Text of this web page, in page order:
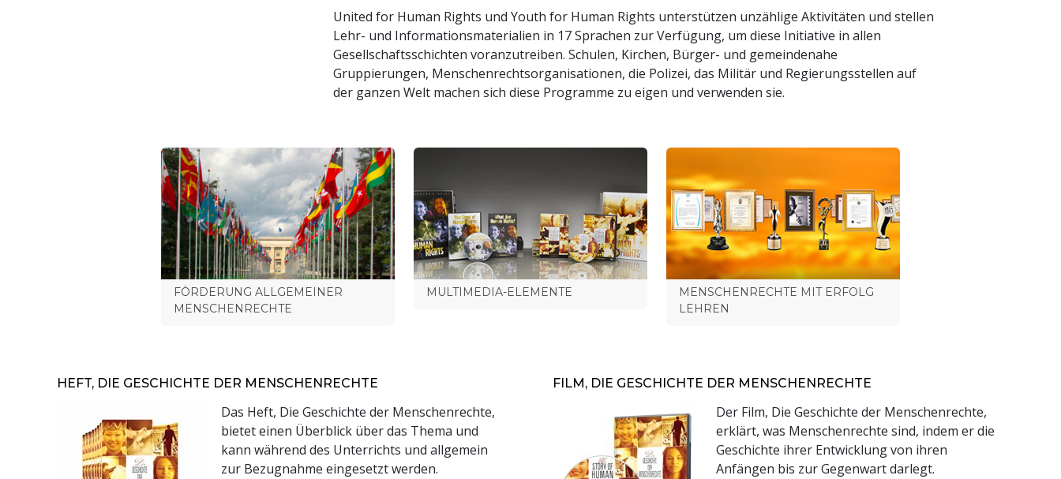
United for Human Rights und Youth for Human Rights unterstützen unzählige Aktivitäten und stellen
Lehr- und Informationsmaterialien in 17 Sprachen zur Verfügung, um diese Initiative in allen
Gesellschaftsschichten voran­zutreiben. Schulen, Kirchen, Bürger- und gemeindenahe
Gruppierungen, Menschenrechtsorganisationen, die Polizei, das Militär und Regierungsstellen auf
der ganzen Welt machen sich diese Programme zu eigen und verwenden sie.
FÖRDERUNG ALLGEMEINER
MENSCHENRECHTE
MULTIMEDIA-ELEMENTE
MENSCHENRECHTE MIT ERFOLG
LEHREN
HEFT, DIE GESCHICHTE DER MENSCHENRECHTE
Das Heft, Die Geschichte der Menschenrechte,
bietet einen Überblick über das Thema und
kann während des Unterrichts und allgemein
zur Bezugnahme eingesetzt werden.
FILM, DIE GESCHICHTE DER MENSCHENRECHTE
Der Film, Die Geschichte der Menschenrechte,
erklärt, was Menschenrechte sind, indem er die
Geschichte ihrer Entwicklung von ihren
Anfängen bis zur Gegenwart darlegt.